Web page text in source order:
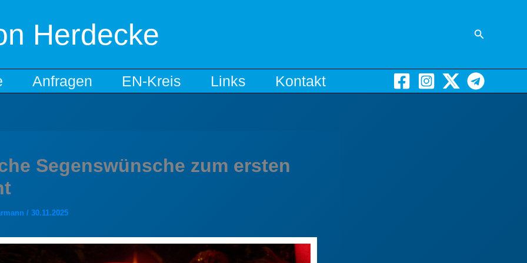
Herdecke Suchen
Anfragen EN-Kreis Links Kontakt
Segenswünsche zum ersten
/ 30.11.2025